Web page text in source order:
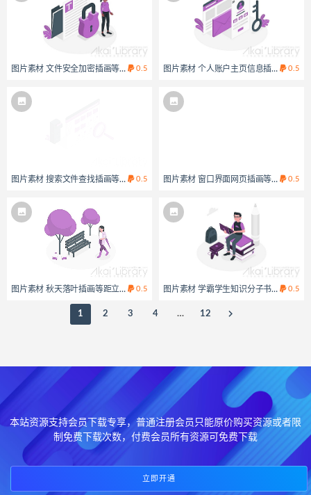
图片素材 文件安全加密插画等距立体场景
0.5 图片素材 个人账户主页信息插画等距立
0.5
图片素材 搜索文件查找插画等距立体场景
0.5 图片素材 窗口界面网页插画等距立体场
0.5
图片素材 秋天落叶插画等距立体场景
0.5 图片素材 学霸学生知识分子书呆子插画
0.5
1 2 3 4 … 12
本站资源支持会员下载专享，普通注册会员只能原价购买资源或者限
制免费下载次数，付费会员所有资源可免费下载
立即开通